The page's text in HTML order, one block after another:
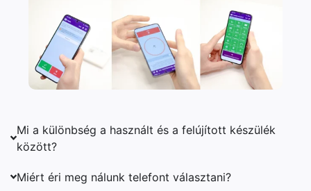
Mi a különbség a használt és a felújított készülék
között?
Miért éri meg nálunk telefont választani?